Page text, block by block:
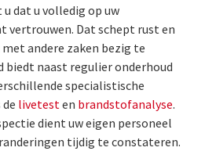
dat u volledig op uw
vertrouwen. Dat schept rust en
andere zaken bezig te
biedt naast regulier onderhoud
specialistische
livetest en brandstofanalyse.
dient uw eigen personeel
tijdig te constateren.